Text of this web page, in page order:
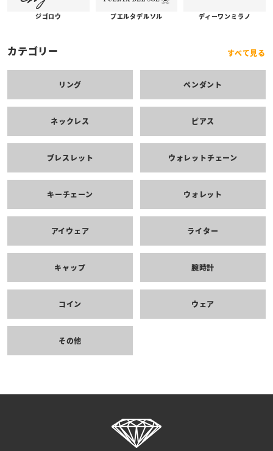
ジゴロウ プエルタデルソル ディーワンミラノ
カテゴリー すべて見る
リング ペンダント
ネックレス ピアス
ブレスレット ウォレットチェーン
キーチェーン ウォレット
アイウェア ライター
キャップ 腕時計
コイン ウェア
その他